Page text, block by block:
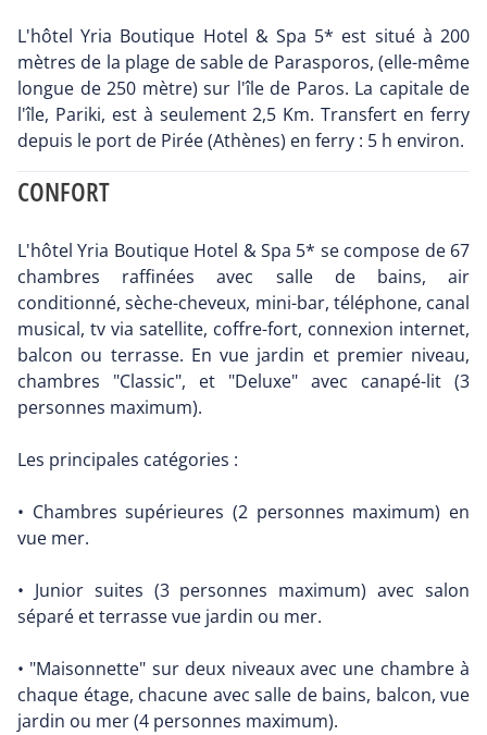
L'hôtel Yria Boutique Hotel & Spa 5* est situé à 200
mètres de la plage de sable de Parasporos, (elle-même
longue de 250 mètre) sur l'île de Paros. La capitale de
l'île, Pariki, est à seulement 2,5 Km. Transfert en ferry
depuis le port de Pirée (Athènes) en ferry : 5 h environ.
CONFORT
L'hôtel Yria Boutique Hotel & Spa 5* se compose de 67
chambres raffinées avec salle de bains, air
conditionné, sèche-cheveux, mini-bar, téléphone, canal
musical, tv via satellite, coffre-fort, connexion internet,
balcon ou terrasse. En vue jardin et premier niveau,
chambres "Classic", et "Deluxe" avec canapé-lit (3
personnes maximum).
Les principales catégories :
• Chambres supérieures (2 personnes maximum) en
vue mer.
• Junior suites (3 personnes maximum) avec salon
séparé et terrasse vue jardin ou mer.
• "Maisonnette" sur deux niveaux avec une chambre à
chaque étage, chacune avec salle de bains, balcon, vue
jardin ou mer (4 personnes maximum).